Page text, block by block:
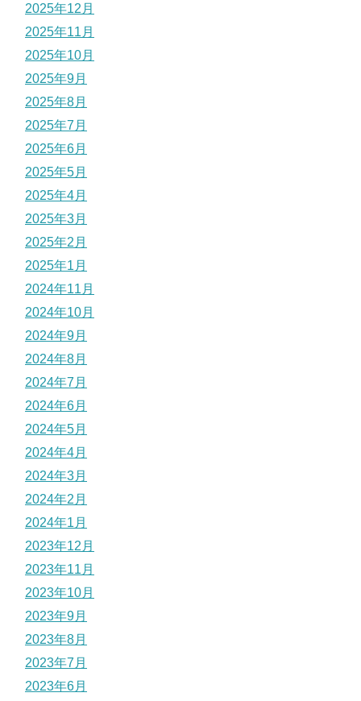
2025年12月
2025年11月
2025年10月
2025年9月
2025年8月
2025年7月
2025年6月
2025年5月
2025年4月
2025年3月
2025年2月
2025年1月
2024年11月
2024年10月
2024年9月
2024年8月
2024年7月
2024年6月
2024年5月
2024年4月
2024年3月
2024年2月
2024年1月
2023年12月
2023年11月
2023年10月
2023年9月
2023年8月
2023年7月
2023年6月